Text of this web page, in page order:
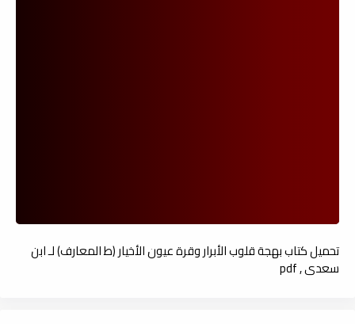
تحميل كتاب بهجة قلوب الأبرار وقرة عيون الأخيار (ط المعارف) لـ ابن
سعدي , pdf